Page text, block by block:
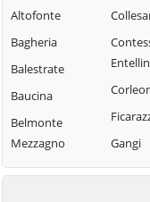
Altofonte
Bagheria
Balestrate
Baucina
Belmonte
Mezzagno
Bisacquino
Gangi
Geraci